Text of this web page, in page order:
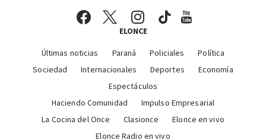
ELONCE
Últimas noticias Paraná Policiales
Política
Sociedad
Internacionales Deportes
Economía
Espectáculos
Haciendo Comunidad
Impulso Empresarial
La Cocina del Once
Clasionce
Elonce en vivo
Elonce Radio en vivo